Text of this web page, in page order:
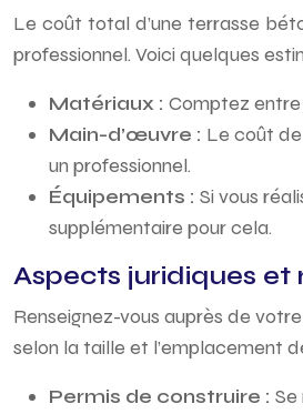
Le coût total d’une terrasse
professionnel. Voici quelques
Matériaux : Comptez
Main-d’œuvre : Le coût
un professionnel.
Équipements : Si vous
supplémentaire pour cela.
Aspects juridiques et
Renseignez-vous auprès de
selon la taille et l’emplacement
Permis de construire : Se